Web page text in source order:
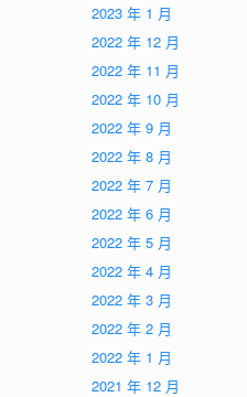
2023 年 1 月
2022 年 12 月
2022 年 11 月
2022 年 10 月
2022 年 9 月
2022 年 8 月
2022 年 7 月
2022 年 6 月
2022 年 5 月
2022 年 4 月
2022 年 3 月
2022 年 2 月
2022 年 1 月
2021 年 12 月